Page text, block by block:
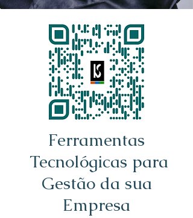
Ferramentas
Tecnológicas para
Gestão da sua
Empresa